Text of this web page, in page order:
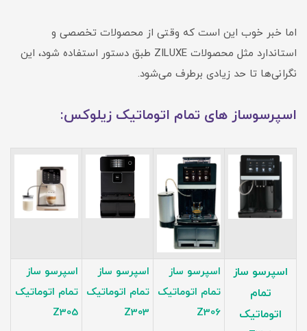
اما خبر خوب این است که وقتی از محصولات تخصصی و
استاندارد مثل محصولات ZILUXE طبق دستور استفاده شود، این
نگرانی‌ها تا حد زیادی برطرف می‌شود.
اسپرسوساز های تمام اتوماتیک زیلوکس:
اسپرسو ساز
تمام
اتوماتیک
اسپرسو ساز
تمام اتوماتیک
Z306
اسپرسو ساز
تمام اتوماتیک
Z303
اسپرسو ساز
تمام اتوماتیک
Z305